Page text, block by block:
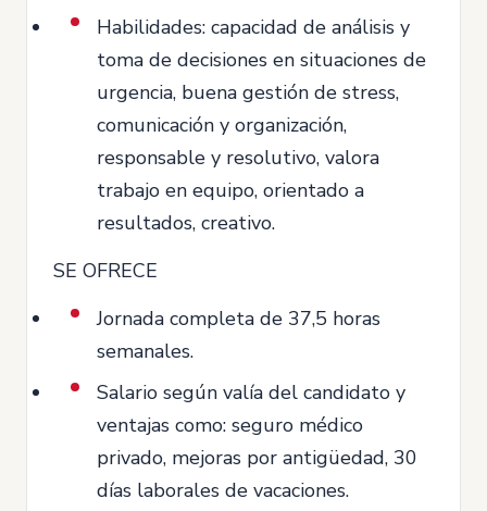
Habilidades: capacidad de análisis y
toma de decisiones en situaciones de
urgencia, buena gestión de stress,
comunicación y organización,
responsable y resolutivo, valora
trabajo en equipo, orientado a
resultados, creativo.
SE OFRECE
Jornada completa de 37,5 horas
semanales.
Salario según valía del candidato y
ventajas como: seguro médico
privado, mejoras por antigüedad, 30
días laborales de vacaciones.